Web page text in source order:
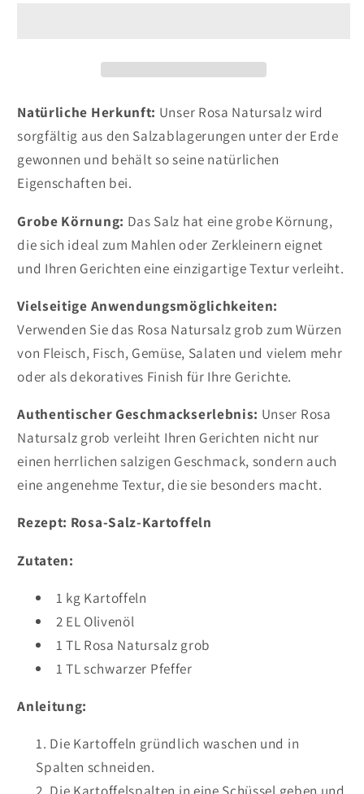
Natürliche Herkunft: Unser Rosa Natursalz wird
sorgfältig aus den Salzablagerungen unter der Erde
gewonnen und behält so seine natürlichen
Eigenschaften bei.
Grobe Körnung: Das Salz hat eine grobe Körnung,
die sich ideal zum Mahlen oder Zerkleinern eignet
und Ihren Gerichten eine einzigartige Textur verleiht.
Vielseitige Anwendungsmöglichkeiten:
Verwenden Sie das Rosa Natursalz grob zum Würzen
von Fleisch, Fisch, Gemüse, Salaten und vielem mehr
oder als dekoratives Finish für Ihre Gerichte.
Authentischer Geschmackserlebnis: Unser Rosa
Natursalz grob verleiht Ihren Gerichten nicht nur
einen herrlichen salzigen Geschmack, sondern auch
eine angenehme Textur, die sie besonders macht.
Rezept: Rosa-Salz-Kartoffeln
Zutaten:
1 kg Kartoffeln
2 EL Olivenöl
1 TL Rosa Natursalz grob
1 TL schwarzer Pfeffer
Anleitung:
Die Kartoffeln gründlich waschen und in
Spalten schneiden.